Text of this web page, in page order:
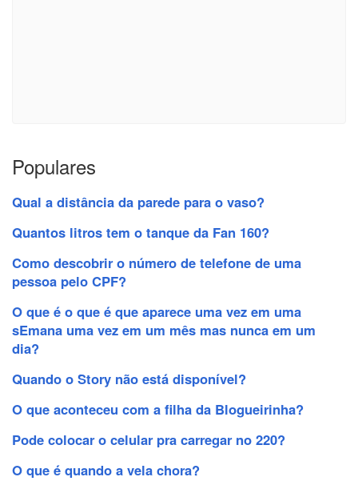
Populares
Qual a distância da parede para o vaso?
Quantos litros tem o tanque da Fan 160?
Como descobrir o número de telefone de uma
pessoa pelo CPF?
O que é o que é que aparece uma vez em uma
sEmana uma vez em um mês mas nunca em um
dia?
Quando o Story não está disponível?
O que aconteceu com a filha da Blogueirinha?
Pode colocar o celular pra carregar no 220?
O que é quando a vela chora?